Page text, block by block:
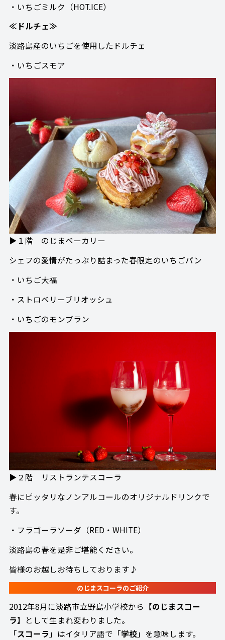
・いちごミルク（HOT.ICE）
≪ドルチェ≫
淡路島産のいちごを使用したドルチェ
・いちごスモア
▶１階 のじまベーカリー
シェフの愛情がたっぷり詰まった春限定のいちごパン
・いちご大福
・ストロベリーブリオッシュ
・いちごのモンブラン
▶２階 リストランテスコーラ
春にピッタリなノンアルコールのオリジナルドリンクで
す。
・フラゴーラソーダ（RED・WHITE）
淡路島の春を是非ご堪能ください。
皆様のお越しお待ちしております♪
のじまスコーラのご紹介
2012年8月に淡路市立野島小学校から【のじまスコー
ラ】として生まれ変わりました。
「スコーラ 」はイタリア語で「学校」を意味します。